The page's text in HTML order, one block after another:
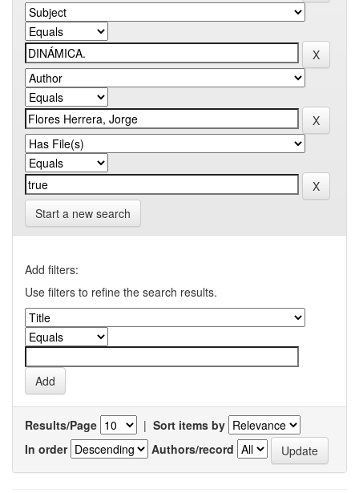
Start a new search
Add filters:
Use filters to refine the search results.
Results/Page | Sort items by
In order
Authors/record